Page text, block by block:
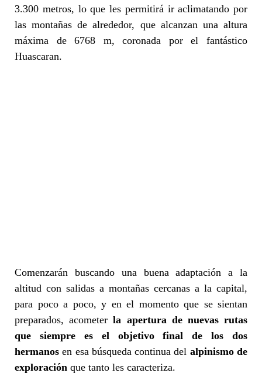
3.300 metros, lo que les permitirá ir aclimatando por
las montañas de alrededor, que alcanzan una altura
máxima de 6768 m, coronada por el fantástico
Huascaran.
Comenzarán buscando una buena adaptación a la
altitud con salidas a montañas cercanas a la capital,
para poco a poco, y en el momento que se sientan
preparados, acometerla apertura de nuevas rutas
que siempre es el objetivo final
de los dos
hermanos en esa búsqueda continua del alpinismo de
exploración que tanto les caracteriza.